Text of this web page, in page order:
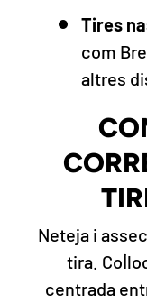
Tires
com
altres
Neteja i
tira.
centrada